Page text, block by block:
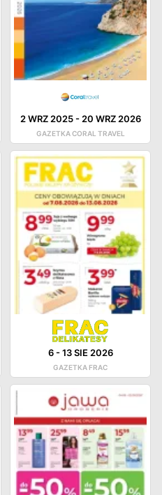
2 WRZ 2025- 20 WRZ 2026
GAZETKA CORAL TRAVEL
6-13 SIE 2026
GAZETKA FRAC